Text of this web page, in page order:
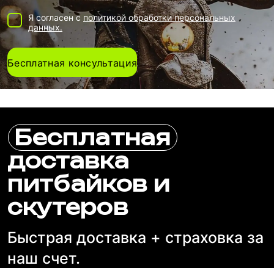
Я согласен с политикой обработки персональных
данных.
Бесплатная консультация
Бесплатная
доставка
питбайков и
скутеров
Быстрая доставка + страховка за
наш счет.